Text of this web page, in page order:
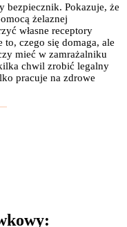
bezpiecznik. Pokazuje, że
żelaznej
własne receptory
to, czego się domaga, ale
mieć w zamrażalniku
chwil zrobić legalny
pracuje na zdrowe